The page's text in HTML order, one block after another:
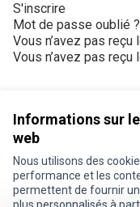
Informations sur
web
Nous utilisons des
performance et les
permettent de fournir
S'inscrire
Mot de passe oublié ?
Vous n’avez pas
Vous n’avez pas
Conditions d'utilisation
Paramètres des cookies
Je participe ! sur X
Je participe ! sur
Je participe !